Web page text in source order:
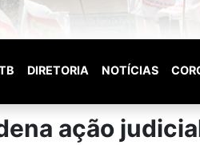
DIRETORIA NOTÍCIAS
ação